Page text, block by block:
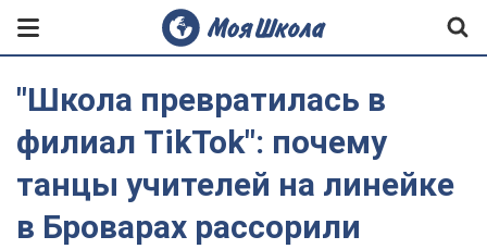
"Школа превратилась в
филиал TikTok": почему
танцы учителей на линейке
в Броварах рассорили